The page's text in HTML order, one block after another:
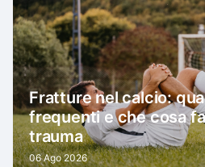
Fratture nel calcio:
frequenti e che cosa
trauma
06 Ago 2026